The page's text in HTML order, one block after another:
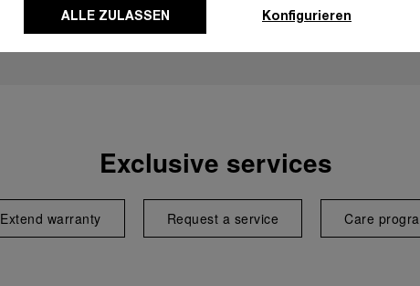
Exclusive services
Extend warranty Request a service Care
ALLE ZULASSEN Konfigurieren